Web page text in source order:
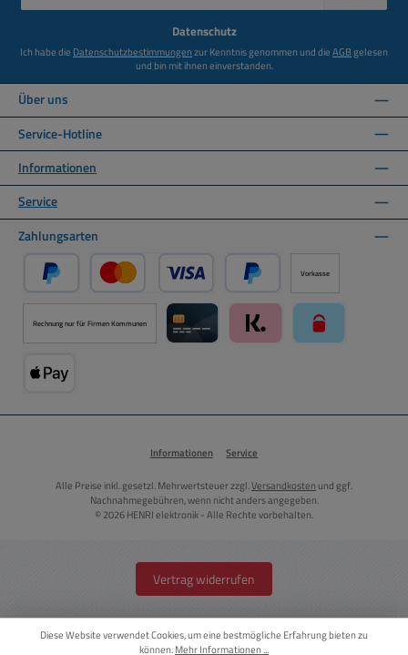
Datenschutz
Ich habe die Datenschutzbestimmungenzur Kenntnis genommen und dieAGBgelesen
und bin mit ihnen einverstanden.
Über uns
Service-Hotline
Informationen
Service
Zahlungsarten
PayPal Kredit- oder Debitkarte über PayPal
Später Bezahlen über PayPal
Vorkasse
Rechnung nur für Firmen Kommunen
Informationen Service
Alle Preise inkl. gesetzl. Mehrwertsteuer zzgl.Versandkosten und ggf.
Nachnahmegebühren, wenn nicht anders angegeben.
© 2026 HENRI elektronik - Alle Rechte vorbehalten.
Vertrag widerrufen
Diese Website verwendet Cookies, um eine bestmögliche Erfahrung bieten zu
können.Mehr Informationen ...